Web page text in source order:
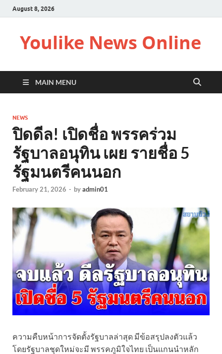
August 8, 2026
Youlike News Online
MAIN MENU
NEWS
ปิดดีล! เปิดชื่อ พรรคร่วม
รัฐบาลอนุทิน เผย รายชื่อ 5
รัฐมนตรีคนนอก
February 21, 2026 - byadmin01
ความคืบหน้าการจัดตั้งรัฐบาลล่าสุด มีข้อสรุปลงตัวแล้ว
โดยรัฐบาลชุดใหม่จะมี พรรคภูมิใจไทย เป็นแกนนำหลัก